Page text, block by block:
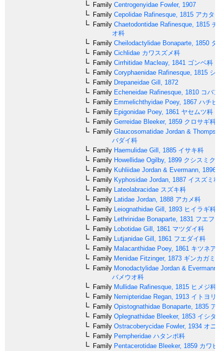
Family Centrogenyidae Fowler, 1907
Family Cepolidae Rafinesque, 1815 アカタ
Family Chaetodontidae Rafinesque, 1815 チ
オ科
Family Cheilodactylidae Bonaparte, 1850 タ
Family Cichlidae カワスズメ科
Family Cirrhitidae Macleay, 1841 ゴンベ科
Family Coryphaenidae Rafinesque, 1815 シ
Family Drepaneidae Gill, 1872
Family Echeneidae Rafinesque, 1810 コバ
Family Emmelichthyidae Poey, 1867 ハチビ
Family Epigonidae Poey, 1861 ヤセムツ科
Family Gerreidae Bleeker, 1859 クロサギ科
Family Glaucosomatidae Jordan &
バダイ科
Family Haemulidae Gill, 1885 イサキ科
Family Howellidae Ogilby, 1899 クシスミク
Family Kuhliidae Jordan & Evermann, 1896
Family Kyphosidae Jordan, 1887 イスズミ科
Family Lateolabracidae スズキ科
Family Latidae Jordan, 1888 アカメ科
Family Leiognathidae Gill, 1893 ヒイラギ科
Family Lethrinidae Bonaparte, 1831 フエフ
Family Lobotidae Gill, 1861 マツダイ科
Family Lutjanidae Gill, 1861 フエダイ科
Family Malacanthidae Poey, 1861 キツネア
Family Menidae Fitzinger, 1873 ギンカガミ
Family Monodactylidae Jordan &
バメウオ科
Family Mullidae Rafinesque, 1815 ヒメジ科
Family Nemipteridae Regan, 1913 イトヨリ
Family Opistognathidae Bonaparte, 1835 ア
Family Oplegnathidae Bleeker, 1853 イシダ
Family Ostracoberycidae Fowler, 1934 オニ
Family Pempheridae ハタンポ科
Family Pentacerotidae Bleeker, 1859 カワ